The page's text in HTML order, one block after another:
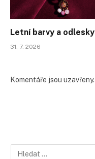
Letní barvy a odlesky
31. 7. 2026
Komentáře jsou uzavřeny.